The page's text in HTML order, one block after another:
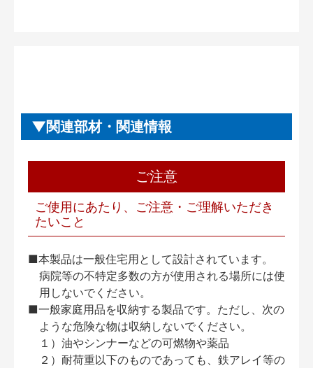
関連部材・関連情報
ご注意
ご使用にあたり、ご注意・ご理解いただき
たいこと
■本製品は一般住宅用として設計されています。
病院等の不特定多数の方が使用される場所には使
用しないでください。
■一般家庭用品を収納する製品です。ただし、次の
ような危険な物は収納しないでください。
１）油やシンナーなどの可燃物や薬品
２）耐荷重以下のものであっても、鉄アレイ等の